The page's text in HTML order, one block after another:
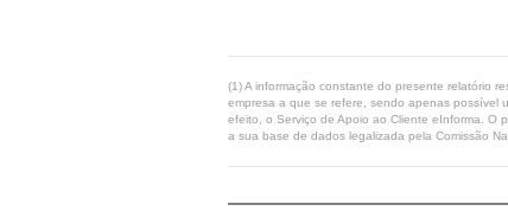
(1) A informação constante do presente relatório
empresa a que se refere, sendo apenas possível
efeito, o Serviço de Apoio ao Cliente eInforma. O
a sua base de dados legalizada pela Comissão